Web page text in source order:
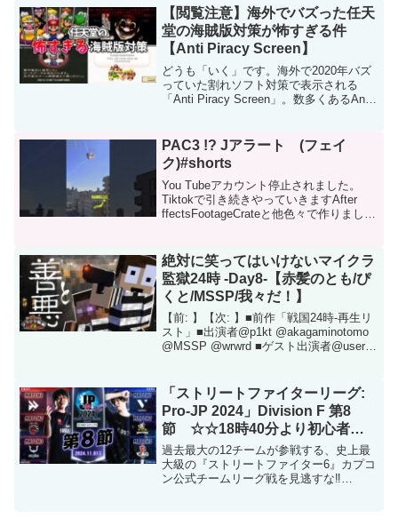
（アプリで観れるよ）サブチャンネル
「ドコムスさぶちゃん...
【閲覧注意】海外でバズった任天
堂の海賊版対策が怖すぎる件
【Anti Piracy Screen】
どうも「いく」です。海外で2020年バズ
っていた割れソフト対策で表示される
「Anti Piracy Screen」。数多くあるAnti
PAC3 !? Jアラート (フェイ
ク)#shorts
You Tubeアカウント停止されました。
Tiktokで引き続きやっていきますAfter
ffectsFootageCrateと他色々で作りました
て来るとは思ってな...
絶対に笑ってはいけないマイクラ
監獄24時 -Day8-【赤髪のとも/ぴ
くと/MSSP/我々だ！】
【前: 】【次: 】■前作「戦国24時-再生リ
スト」■出演者@p1kt @akagaminotomo
@MSSP @wrwrd ■ゲスト出演者@user-
「ストリートファイターリーグ:
Pro-JP 2024」Division F 第8
節 ☆☆18時40分より初心者必
見！SFリーグ: ウォームアップ
☆☆
過去最大の12チームが参戦する、史上最
大級の『ストリートファイター6』カプコ
ン公式チームリーグ戦を見逃すな‼